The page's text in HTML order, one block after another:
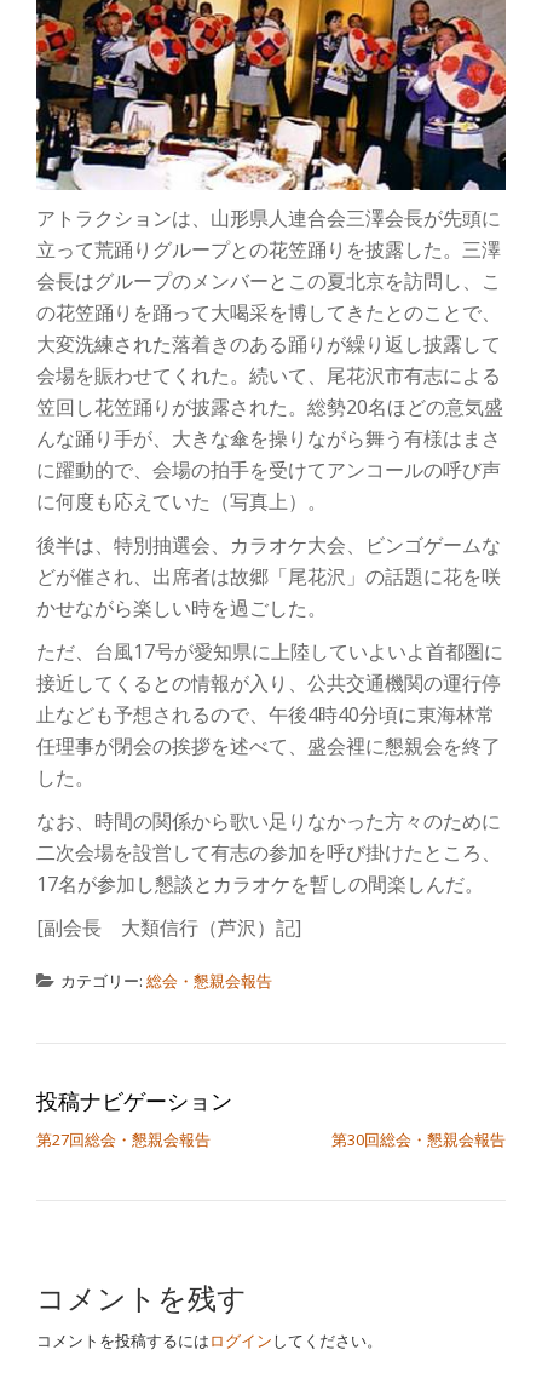
アトラクションは、山形県人連合会三澤会長が先頭に
立って荒踊りグループとの花笠踊りを披露した。三澤
会長はグループのメンバーとこの夏北京を訪問し、こ
の花笠踊りを踊って大喝采を博してきたとのことで、
大変洗練された落着きのある踊りが繰り返し披露して
会場を賑わせてくれた。続いて、尾花沢市有志による
笠回し花笠踊りが披露された。総勢20名ほどの意気盛
んな踊り手が、大きな傘を操りながら舞う有様はまさ
に躍動的で、会場の拍手を受けてアンコールの呼び声
に何度も応えていた（写真上）。
後半は、特別抽選会、カラオケ大会、ビンゴゲームな
どが催され、出席者は故郷「尾花沢」の話題に花を咲
かせながら楽しい時を過ごした。
ただ、台風17号が愛知県に上陸していよいよ首都圏に
接近してくるとの情報が入り、公共交通機関の運行停
止なども予想されるので、午後4時40分頃に東海林常
任理事が閉会の挨拶を述べて、盛会裡に懇親会を終了
した。
なお、時間の関係から歌い足りなかった方々のために
二次会場を設営して有志の参加を呼び掛けたところ、
17名が参加し懇談とカラオケを暫しの間楽しんだ。
[副会長 大類信行（芦沢）記]
カテゴリー: 総会・懇親会報告
投稿ナビゲーション
第27回総会・懇親会報告 第30回総会・懇親会報告
コメントを残す
コメントを投稿するにはログインしてください。